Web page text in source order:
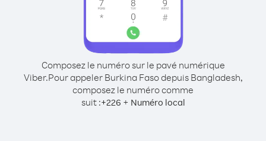
Composez le numéro sur le pavé numérique
Viber.Pour appeler Burkina Faso depuis Bangladesh,
composez le numéro comme
suit :+226 + Numéro local